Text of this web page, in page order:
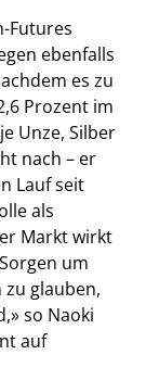
Futures
ebenfalls
es zu
Prozent im
Unze, Silber
nach – er
Lauf seit
als
Markt wirkt
um
glauben,
so Naoki
auf